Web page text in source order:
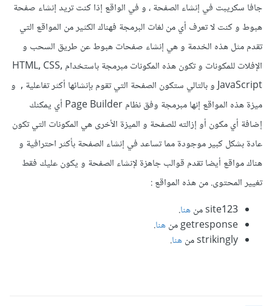
جافا سكريبت في إنشاء الصفحة ، و في الواقع إذا كنت تريد إنشاء صفحة
هبوط و كنت لا تعرف أي من لغات البرمجة فهناك الكثير من المواقع التي
تقدم مثل هذه الخدمة و هي إنشاء صفحات هبوط عن طريق السحب و
الإفلات للمكونات و تكون هذه المكونات مبرمجة باستخدام HTML, CSS,
JavaScript و بالتالي ستكون الصفحة التي تقوم بإنشائها أكثر تفاعلية , و
ميزة هذه المواقع إنها مبرمجة وفق نظام Page Builder أي يمكنك
إضافة أي مكون أو إزالته للصفحة و الميزة الأخرى هي المكونات التي تكون
عادة بشكل كبير موجودة مما تساعد في إنشاء الصفحة بأكثر احترافية و
هناك مواقع أيضا تقدم قوالب جاهزة لإنشاء الصفحة و يكون عليك فقط
تغيير المحتوى. من هذه المواقع :
site123 من
هنا.
getresponse من
هنا.
strikingly من
هنا.